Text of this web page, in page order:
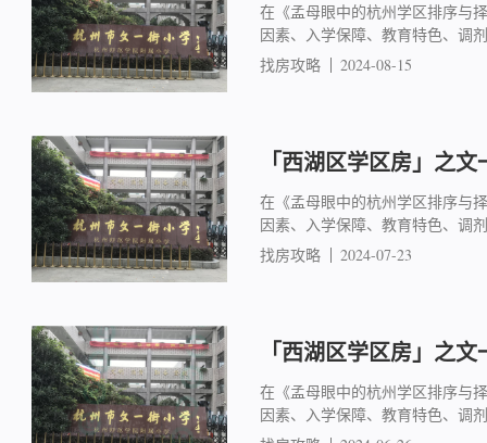
在《孟母眼中的杭州学区排序与
因素、入学保障、教育特色、调
找房攻略
2024-08-15
「西湖区学区房」之
在《孟母眼中的杭州学区排序与
因素、入学保障、教育特色、调
找房攻略
2024-07-23
「西湖区学区房」之
在《孟母眼中的杭州学区排序与
因素、入学保障、教育特色、调